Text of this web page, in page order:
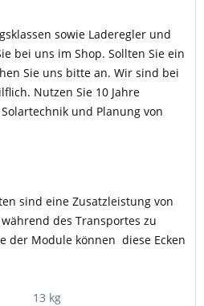
sowie Laderegler und
bei uns im Shop. Sollten Sie ein
Sie uns bitte an. Wir sind bei
Nutzen Sie 10 Jahre
und Planung von
sind eine Zusatzleistung von
des Transportes zu
der Module können diese Ecken
13 kg